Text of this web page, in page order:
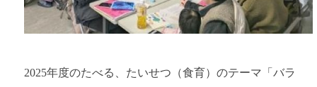
2025年度のたべる、たいせつ（食育）のテーマ「バラ